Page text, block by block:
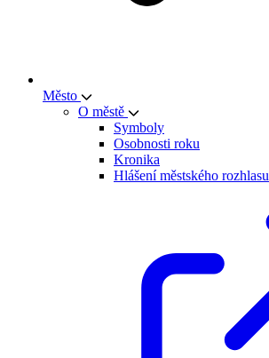
Město
O městě
Symboly
Osobnosti roku
Kronika
Hlášení městského rozhlasu